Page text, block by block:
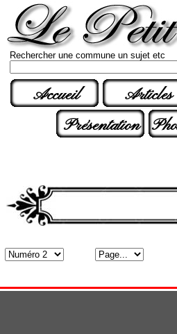
Rechercher une commune un sujet etc
Accueil
Articles
Présentation